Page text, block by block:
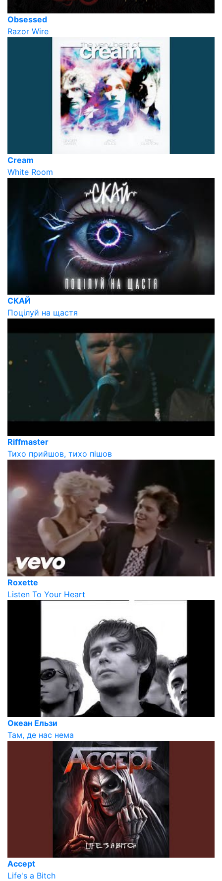
Obsessed
Razor Wire
Cream
White Room
СКАЙ
Поцілуй на щастя
Riffmaster
Тихо прийшов, тихо пішов
Roxette
Listen To Your Heart
Океан Ельзи
Там, де нас нема
Accept
Life's a Bitch